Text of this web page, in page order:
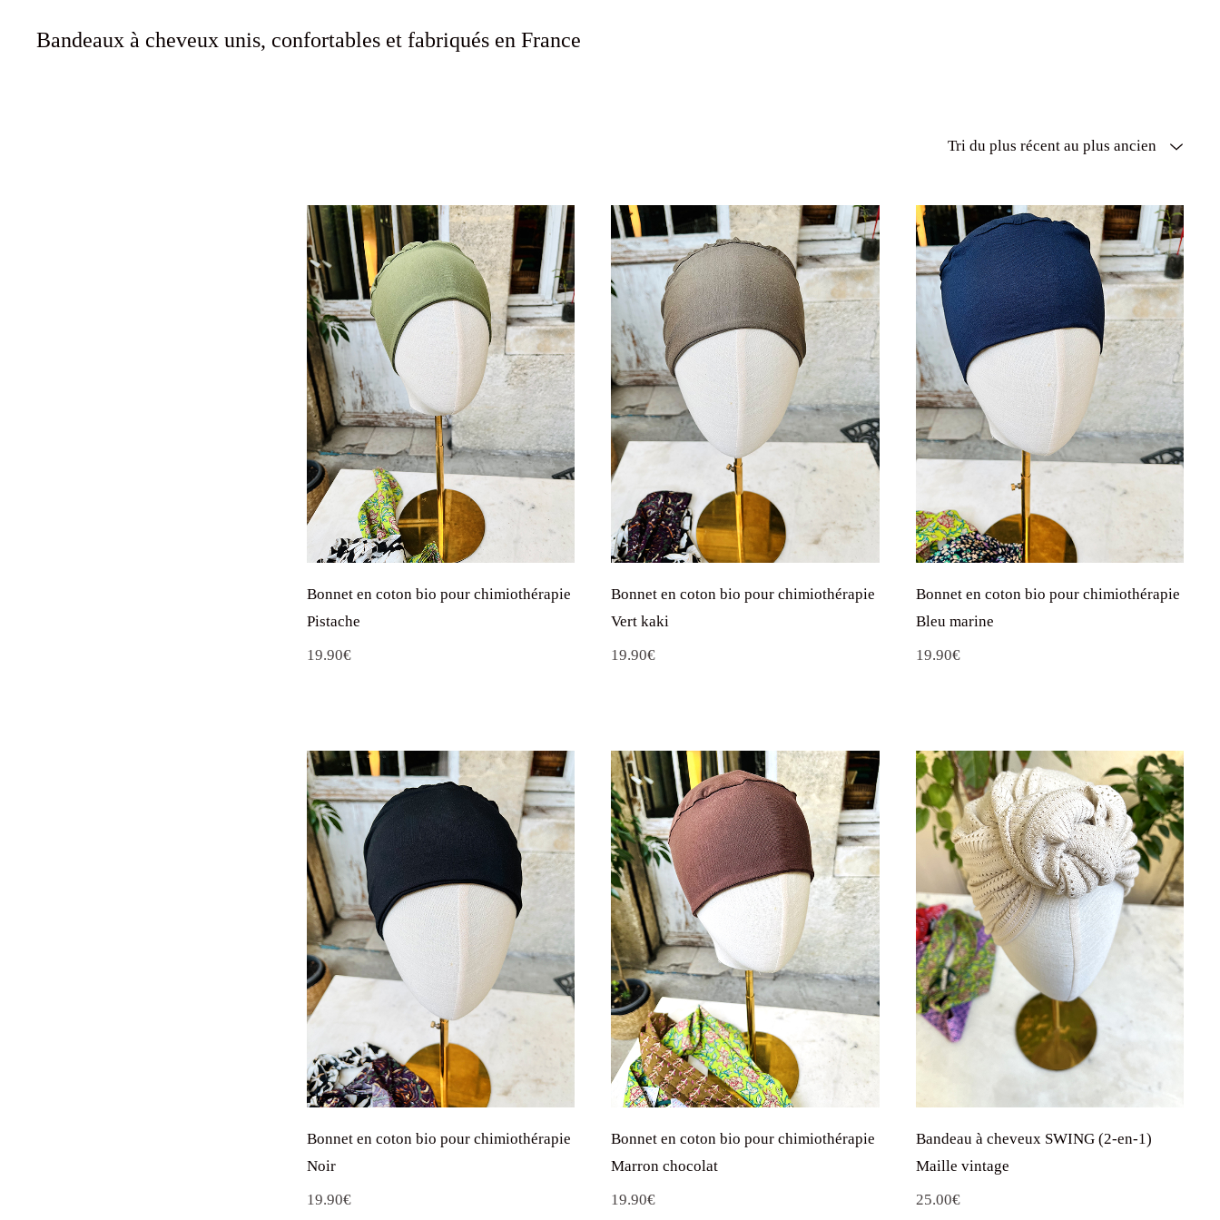
Bandeaux à cheveux unis, confortables et fabriqués en France
Bonnet en coton bio pour chimiothérapie
Pistache
19.90€
Bonnet en coton bio pour chimiothérapie
Vert kaki
19.90€
Bonnet en coton bio pour chimiothérapie
Bleu marine
19.90€
Bonnet en coton bio pour chimiothérapie
Noir
19.90€
Bonnet en coton bio pour chimiothérapie
Marron chocolat
19.90€
Bandeau à cheveux SWING (2-en-1)
Maille vintage
25.00€